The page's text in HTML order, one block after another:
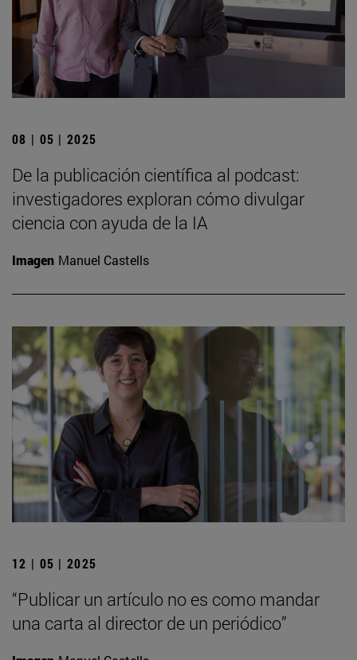
08 | 05 | 2025
De la publicación científica al podcast:
investigadores exploran cómo divulgar
ciencia con ayuda de la IA
Imagen Manuel Castells
12 | 05 | 2025
“Publicar un artículo no es como mandar
una carta al director de un periódico”